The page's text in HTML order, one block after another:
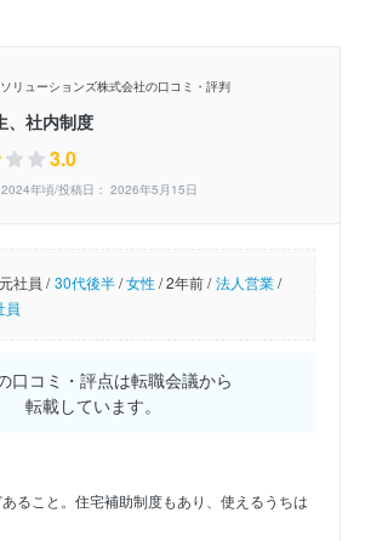
リューションズ株式会社の口コミ・評判
、社内制度
3.0
年頃/投稿日： 2026年5月15日
社員 / 30代後半/女性/2年前 / 法人営業/
員
口コミ・評点は転職会議から
転載しています。
ること。住宅補助制度もあり、使えるうちは